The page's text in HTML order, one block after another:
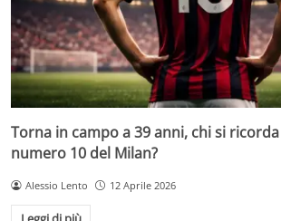
Torna in campo a 39 anni, chi si
numero 10 del Milan?
Alessio Lento 12 Aprile 2026